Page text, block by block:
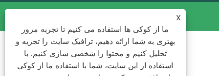
X
ما از کوکی ها استفاده می کنیم تا تجربه مرور
بهتری به شما ارائه دهیم، ترافیک سایت را تجزیه و
تحلیل کنیم و محتوا را شخصی سازی کنیم. با
استفاده از این سایت، شما با استفاده ما از کوکی